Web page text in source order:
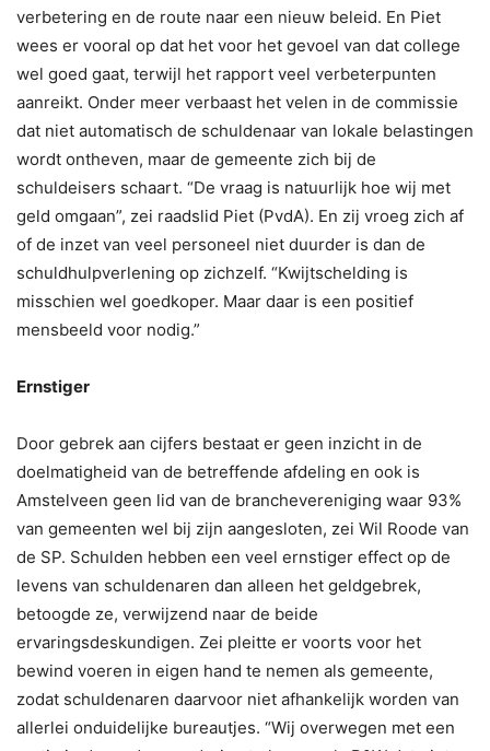
verbetering en de route naar een nieuw beleid. En Piet
wees er vooral op dat het voor het gevoel van dat college
wel goed gaat, terwijl het rapport veel verbeterpunten
aanreikt. Onder meer verbaast het velen in de commissie
dat niet automatisch de schuldenaar van lokale belastingen
wordt ontheven, maar de gemeente zich bij de
schuldeisers schaart. “De vraag is natuurlijk hoe wij met
geld omgaan”, zei raadslid Piet (PvdA). En zij vroeg zich af
of de inzet van veel personeel niet duurder is dan de
schuldhulpverlening op zichzelf. “Kwijtschelding is
misschien wel goedkoper. Maar daar is een positief
mensbeeld voor nodig.”
Ernstiger
Door gebrek aan cijfers bestaat er geen inzicht in de
doelmatigheid van de betreffende afdeling en ook is
Amstelveen geen lid van de branchevereniging waar 93%
van gemeenten wel bij zijn aangesloten, zei Wil Roode van
de SP. Schulden hebben een veel ernstiger effect op de
levens van schuldenaren dan alleen het geldgebrek,
betoogde ze, verwijzend naar de beide
ervaringsdeskundigen. Zei pleitte er voorts voor het
bewind voeren in eigen hand te nemen als gemeente,
zodat schuldenaren daarvoor niet afhankelijk worden van
allerlei onduidelijke bureautjes. “Wij overwegen met een